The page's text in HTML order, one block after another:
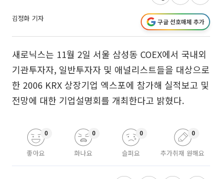
김정화 기자 구글 선호매체 추가
새로닉스는 11월 2일 서울 삼성동 COEX에서 국내외
기관투자자, 일반투자자 및 애널리스트들을 대상으로
한 2006 KRX 상장기업 엑스포에 참가해 실적보고 및
전망에 대한 기업설명회를 개최한다고 밝혔다.
좋아요
0
화나요
0
슬퍼요
0
추가취재 원해요
0